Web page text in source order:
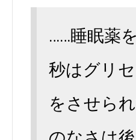
……睡眠薬
秒はグリ
をさせら